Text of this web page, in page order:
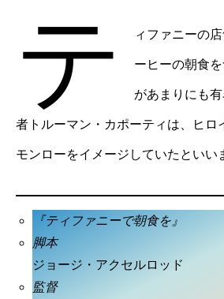
テ ィファニーの
ーヒーの朝食
があまりにも
者トルーマン・カポーティは、ヒロ
モンローをイメージしていたとい
『ティファニーで朝食を』
脚本
ジョージ・アクセルロッド
監督